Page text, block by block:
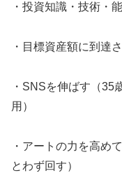
・投資知識・技術・
・目標資産額に到達
・SNSを伸ばす（35
用）
・アートの力を高め
とわず回す）